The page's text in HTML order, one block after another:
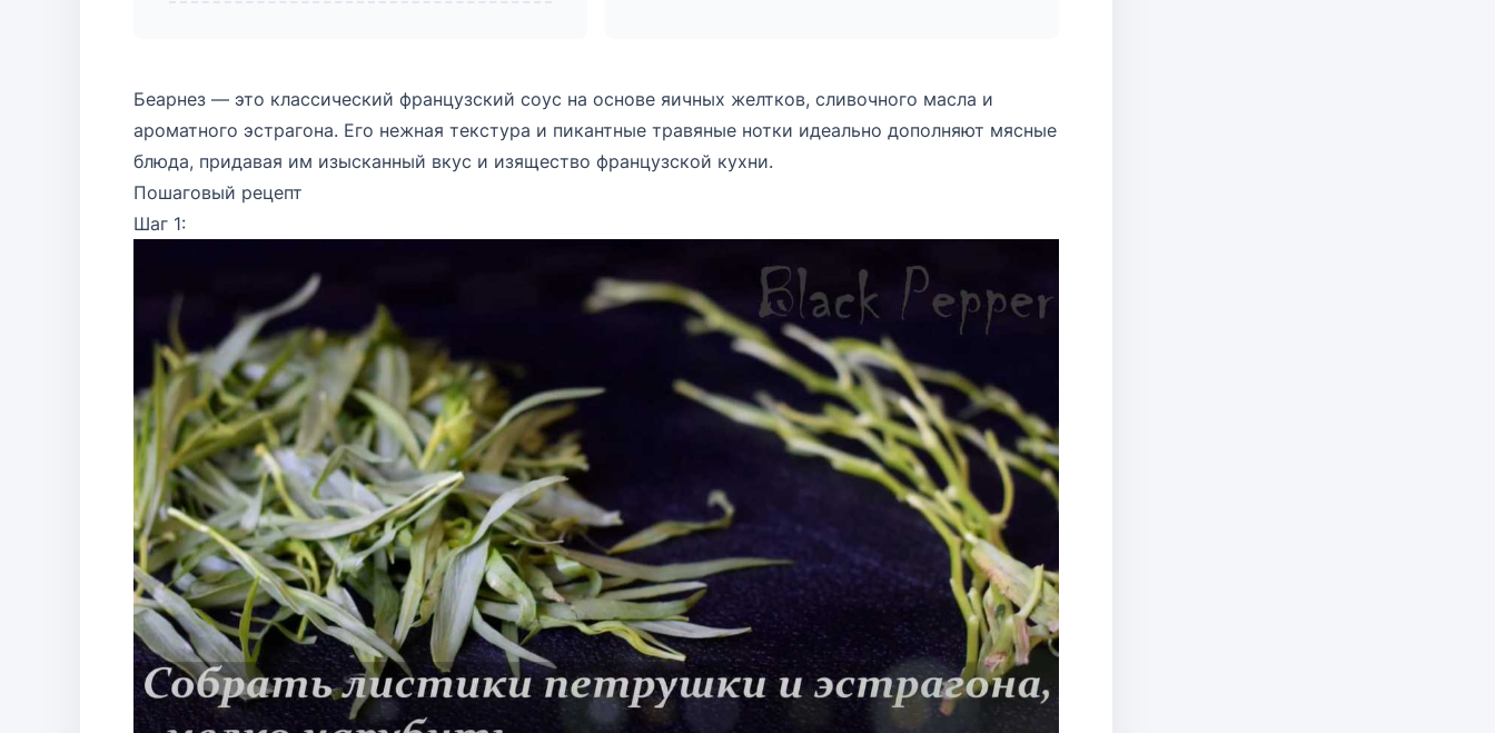
Беарнез — это классический французский соус на основе яичных желтков, сливочного масла и
ароматного эстрагона. Его нежная текстура и пикантные травяные нотки идеально дополняют мясные
блюда, придавая им изысканный вкус и изящество французской кухни.
Пошаговый рецепт
Шаг 1: